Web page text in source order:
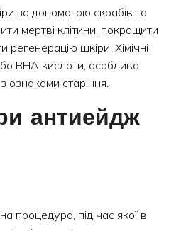
за допомогою скрабів та
мертві клітини, покращити
регенерацію шкіри. Хімічні
BHA кислоти, особливо
ознаками старіння.
антиейдж
процедура, під час якої в